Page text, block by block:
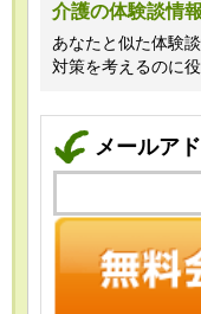
介護の体験談情
あなたと似た体験
対策を考えるのに役
メールア